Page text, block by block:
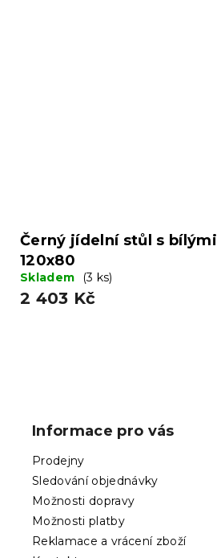
Černý jídelní stůl s
120x80
Skladem (3 ks)
2 403 Kč
Informace pro vás
Prodejny
Sledování objednávky
Možnosti dopravy
Možnosti platby
Reklamace a vrácení zboží